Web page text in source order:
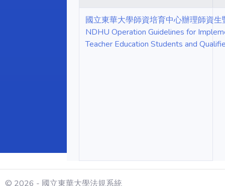
國立東華大學師資培育中心辦理師資
NDHU Operation Guidelines for
Teacher Education Students and
© 2026 - 國立東華大學法規系統